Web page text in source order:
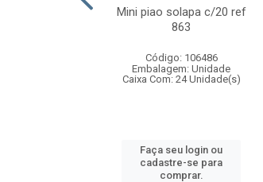
Mini piao solapa c/20 ref
863
Código: 106486
Embalagem: Unidade
Caixa Com: 24 Unidade(s)
Faça seu login ou
cadastre-se para
comprar.